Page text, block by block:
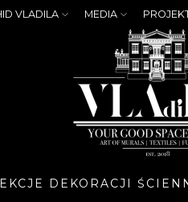
VLADILA MEDIA
DEKORACJI